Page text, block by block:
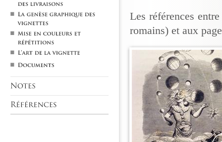
Les références
romains) et aux